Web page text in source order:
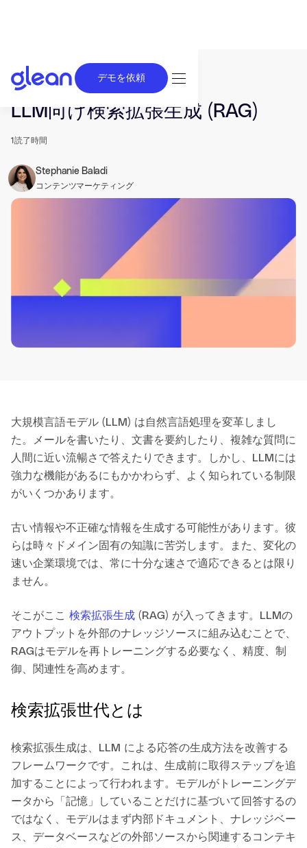
デモを依頼
発行済み Apr 23, 2025. 最終更新日 Jun 26, 2025.
LLM向け検索拡張生成 (RAG)
1 読了時間
Stephanie Baladi
コンテンツマーケティング
大規模言語モデル (LLM) は自然言語処理を変革しまし
た。メールを書いたり、文書を要約したり、複雑な質問に
人間に近い流暢さで答えたりできます。しかし、LLMには
強力な機能があるにもかかわらず、よく知られている制限
がいくつかあります。
古い情報や不正確な情報を生成する可能性があります。彼
らは時々ドメイン固有の知識に苦労します。また、変化の
速い企業環境では、常に十分な速さで適応できるとは限り
ません。
そこがここ 検索拡張生成 (RAG) が入ってきます。LLMの
アウトプットを外部のナレッジソースに組み込むことで、
RAGはモデルを再トレーニングする必要なく、精度、制
御、関連性を高めます。
検索拡張世代とは
検索拡張生成は、LLM による応答の生成方法を改善する
フレームワークです。これは、生成前に取得ステップを追
加することによって行われます。モデルがトレーニングデ
ータから「記憶」していることだけに基づいて回答するの
ではなく、モデルはまず内部ドキュメント、ナレッジベー
ス、データベースなどの外部ソースから関連するコンテキ